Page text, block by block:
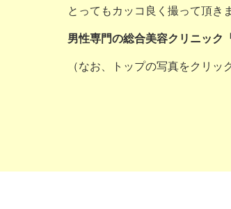
とってもカッコ良く撮って頂き
男性専門の総合美容クリニック
（なお、トップの写真をクリッ